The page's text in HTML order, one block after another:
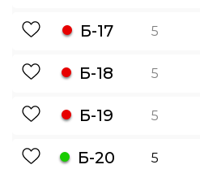
Б-17 5
Б-18 5
Б-19 5
Б-20 5